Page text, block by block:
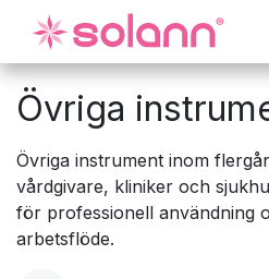
Hoppa till innehåll
Övriga
Övriga instrument inom
vårdgivare, kliniker och
för professionell användning
arbetsflöde.